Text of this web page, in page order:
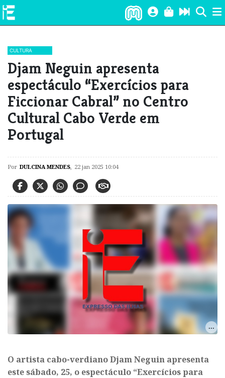
CULTURA
​Djam Neguin apresenta
espectáculo “Exercícios para
Ficcionar Cabral” no Centro
Cultural Cabo Verde em
Portugal
Por DULCINA MENDES, 22 jan 2025 10:04
O artista cabo-verdiano Djam Neguin apresenta
este sábado, 25, o espectáculo “Exercícios para